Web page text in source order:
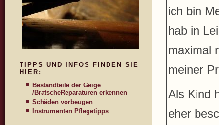
ich bin
hab in
maximal
meiner
Als Kind
eher
TIPPS UND INFOS FINDEN SIE
HIER:
Bestandteile der Geige
/BratscheReparaturen erkennen
Schäden vorbeugen
Instrumenten Pflegetipps